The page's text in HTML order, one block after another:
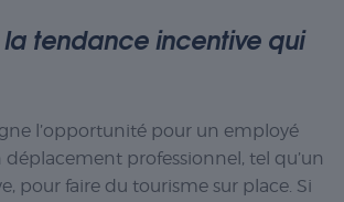
la tendance incentive qui
l’opportunité pour un employé
déplacement professionnel, tel qu’un
pour faire du tourisme sur place. Si